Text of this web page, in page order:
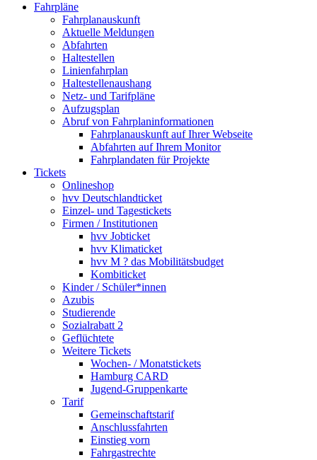
Fahrpläne
Fahrplanauskunft
Aktuelle Meldungen
Abfahrten
Haltestellen
Linienfahrplan
Haltestellenaushang
Netz- und Tarifpläne
Aufzugsplan
Abruf von Fahrplaninformationen
Fahrplanauskunft auf Ihrer Webseite
Abfahrten auf Ihrem Monitor
Fahrplandaten für Projekte
Tickets
Onlineshop
hvv Deutschlandticket
Einzel- und Tagestickets
Firmen / Institutionen
hvv Jobticket
hvv Klimaticket
hvv M ? das Mobilitätsbudget
Kombiticket
Kinder / Schüler*innen
Azubis
Studierende
Sozialrabatt 2
Geflüchtete
Weitere Tickets
Wochen- / Monatstickets
Hamburg CARD
Jugend-Gruppenkarte
Tarif
Gemeinschaftstarif
Anschlussfahrten
Einstieg vorn
Fahrgastrechte